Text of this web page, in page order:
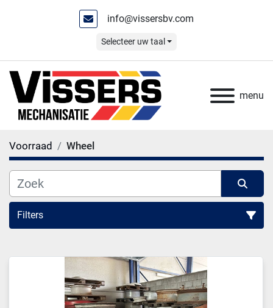
info@vissersbv.com
Selecteer uw taal
menu
Voorraad Wheel
Filters
Sorteren op